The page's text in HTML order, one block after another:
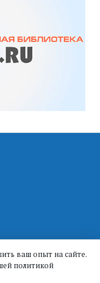
ваш опыт на сайте.
политикой